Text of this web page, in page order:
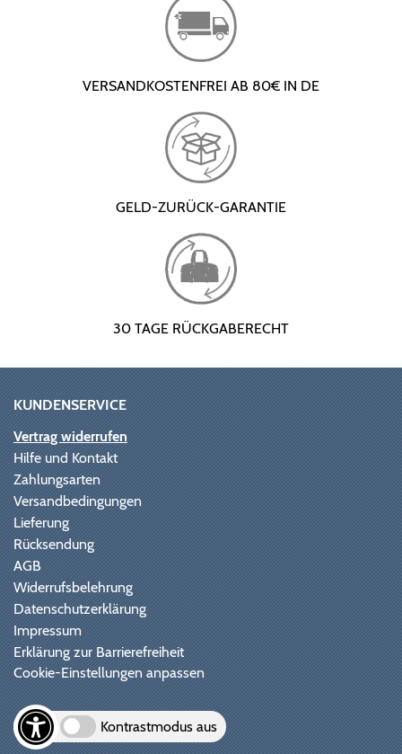
VERSANDKOSTENFREI AB 80€ IN DE
GELD-ZURÜCK-GARANTIE
30 TAGE RÜCKGABERECHT
KUNDENSERVICE
Vertrag widerrufen
Hilfe und Kontakt
Zahlungsarten
Versandbedingungen
Lieferung
Rücksendung
AGB
Widerrufsbelehrung
Datenschutzerklärung
Impressum
Erklärung zur Barrierefreiheit
Cookie-Einstellungen anpassen
Kontrastmodus aus